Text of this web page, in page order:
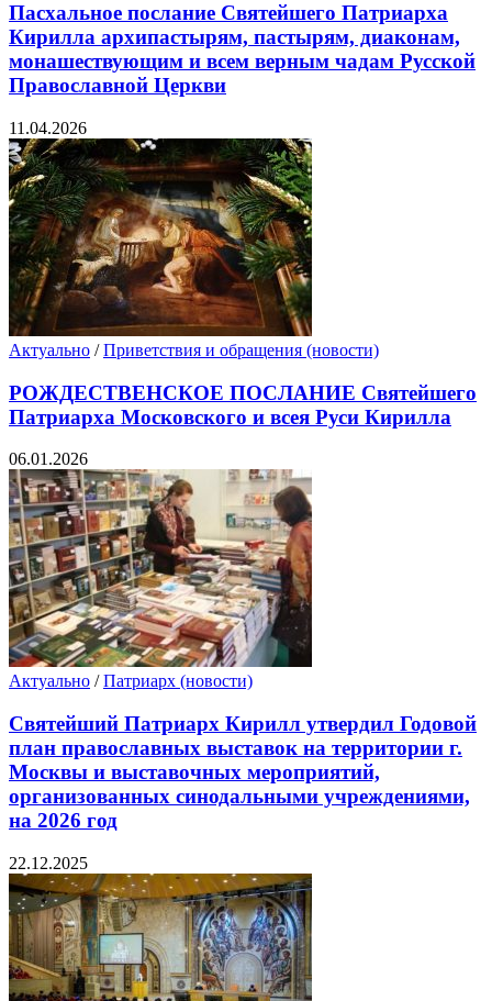
Пасхальное послание Святейшего Патриарха
Кирилла архипастырям, пастырям, диаконам,
монашествующим и всем верным чадам Русской
Православной Церкви
11.04.2026
Актуально /Приветствия и обращения (новости)
РОЖДЕСТВЕНСКОЕ ПОСЛАНИЕ Святейшего
Патриарха Московского и всея Руси Кирилла
06.01.2026
Актуально /Патриарх (новости)
Святейший Патриарх Кирилл утвердил Годовой
план православных выставок на территории г.
Москвы и выставочных мероприятий,
организованных синодальными учреждениями,
на 2026 год
22.12.2025